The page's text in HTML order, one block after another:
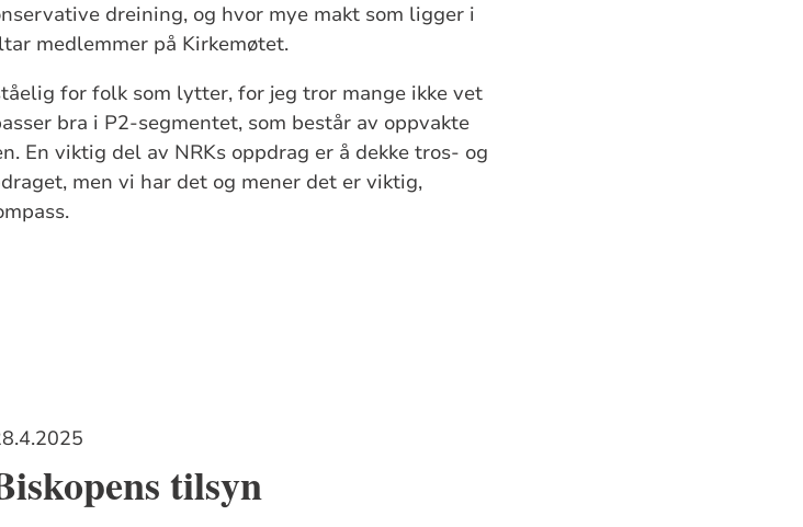
dreining, og hvor mye makt som ligger i
medlemmer på Kirkemøtet.
for folk som lytter, for jeg tror mange ikke vet
bra i P2-segmentet, som består av oppvakte
En viktig del av NRKs oppdrag er å dekke tros- og
men vi har det og mener det er viktig,
tilsyn